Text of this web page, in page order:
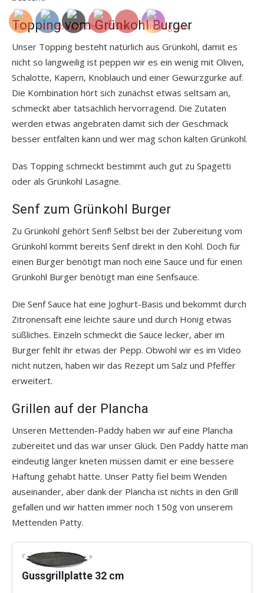
Topping vom Grünkohl Burger
Unser Topping besteht natürlich aus Grünkohl, damit es
nicht so langweilig ist peppen wir es ein wenig mit Oliven,
Schalotte, Kapern, Knoblauch und einer Gewürzgurke auf.
Die Kombination hört sich zunächst etwas seltsam an,
schmeckt aber tatsächlich hervorragend. Die Zutaten
werden etwas angebraten damit sich der Geschmack
besser entfalten kann und wer mag schon kalten Grünkohl.
Das Topping schmeckt bestimmt auch gut zu Spagetti
oder als Grünkohl Lasagne.
Senf zum Grünkohl Burger
Zu Grünkohl gehört Senf! Selbst bei der Zubereitung vom
Grünkohl kommt bereits Senf direkt in den Kohl. Doch für
einen Burger benötigt man noch eine Sauce und für einen
Grünkohl Burger benötigt man eine Senfsauce.
Die Senf Sauce hat eine Joghurt-Basis und bekommt durch
Zitronensaft eine leichte säure und durch Honig etwas
süßliches. Einzeln schmeckt die Sauce lecker, aber im
Burger fehlt ihr etwas der Pepp. Obwohl wir es im Video
nicht nutzen, haben wir das Rezept um Salz und Pfeffer
erweitert.
Grillen auf der Plancha
Unseren Mettenden-Paddy haben wir auf eine Plancha
zubereitet und das war unser Glück. Den Paddy hätte man
eindeutig länger kneten müssen damit er eine bessere
Haftung gehabt hätte. Unser Patty fiel beim Wenden
auseinander, aber dank der Plancha ist nichts in den Grill
gefallen und wir hatten immer noch 150g von unserem
Mettenden Patty.
Gussgrillplatte 32 cm